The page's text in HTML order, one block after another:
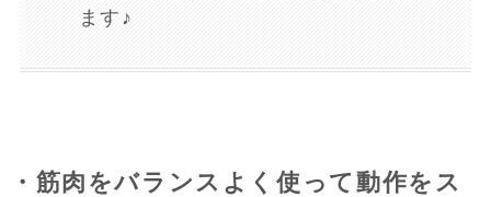
ます♪
・筋肉をバランスよく使って動作をス